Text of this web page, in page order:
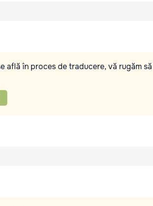
află în proces de traducere, vă rugăm